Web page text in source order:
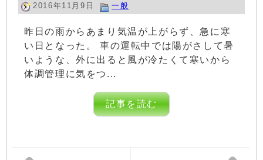
2016年11月9日 一般
昨日の雨からあまり気温が上がらず、急に寒
い日となった。 車の運転中では陽がさして暑
いような、外に出ると風が冷たくて寒いから
体調管理に気をつ...
記事を読む